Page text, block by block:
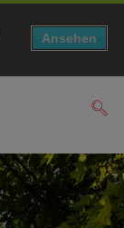
Ansehen